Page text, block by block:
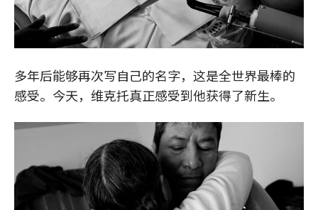
多年后能够再次写自己的名字，这是全世界最棒的
感受。今天，维克托真正感受到他获得了新生。